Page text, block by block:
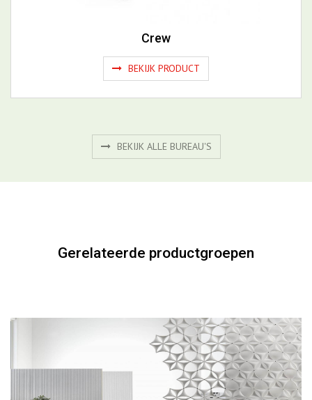
BEKIJK ALLE BUREAU'S
Gerelateerde productgroepen
Akoestiek